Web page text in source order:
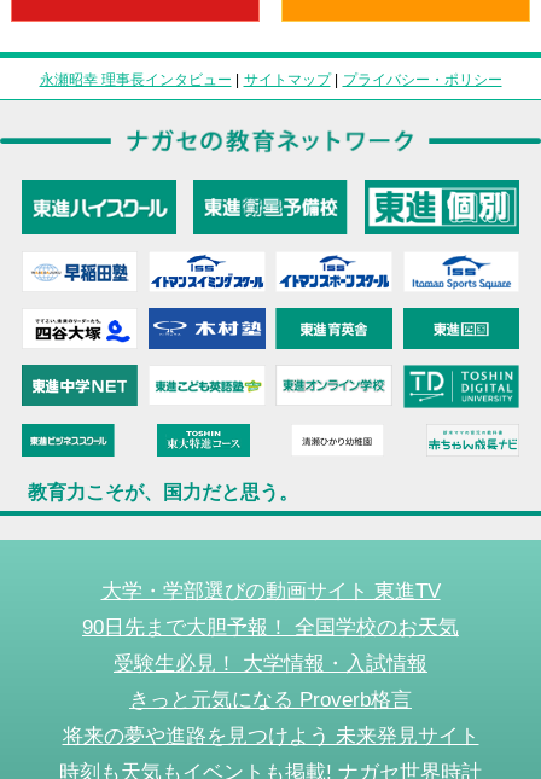
永瀬昭幸 理事長インタビュー | サイトマップ| プライバシー・ポリシー
教育力こそが、国力だと思う。
大学・学部選びの動画サイト 東進TV
90日先まで大胆予報！ 全国学校のお天気
受験生必見！ 大学情報・入試情報
きっと元気になる Proverb格言
将来の夢や進路を見つけよう 未来発見サイト
時刻も天気もイベントも掲載! ナガセ世界時計